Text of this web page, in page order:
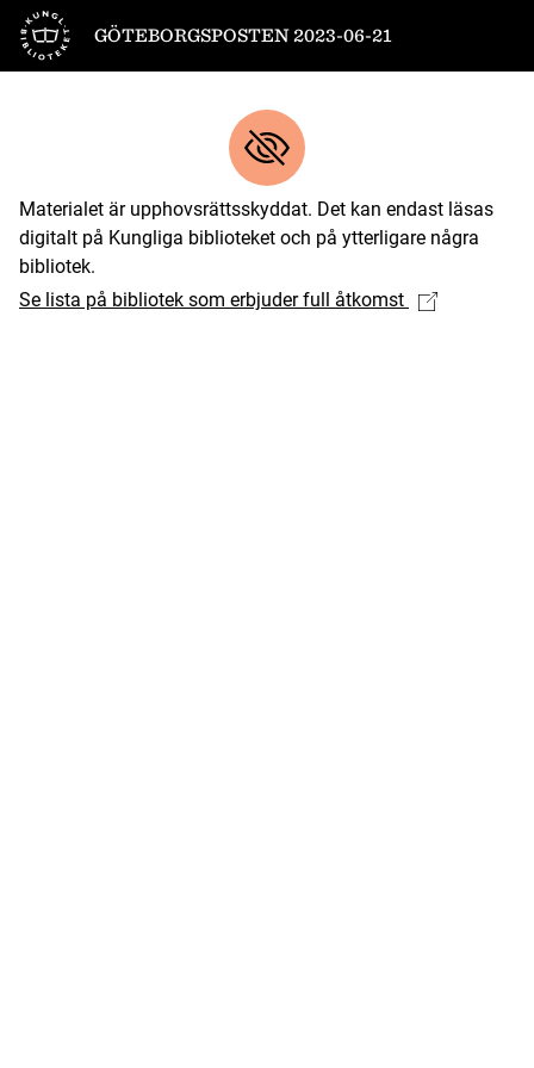
Till startsidan
GÖTEBORGSPOSTEN 2023-06-21
Materialet är upphovsrättsskyddat. Det kan endast läsas
digitalt på Kungliga biblioteket och på ytterligare några
bibliotek.
Se lista på bibliotek som erbjuder full åtkomst